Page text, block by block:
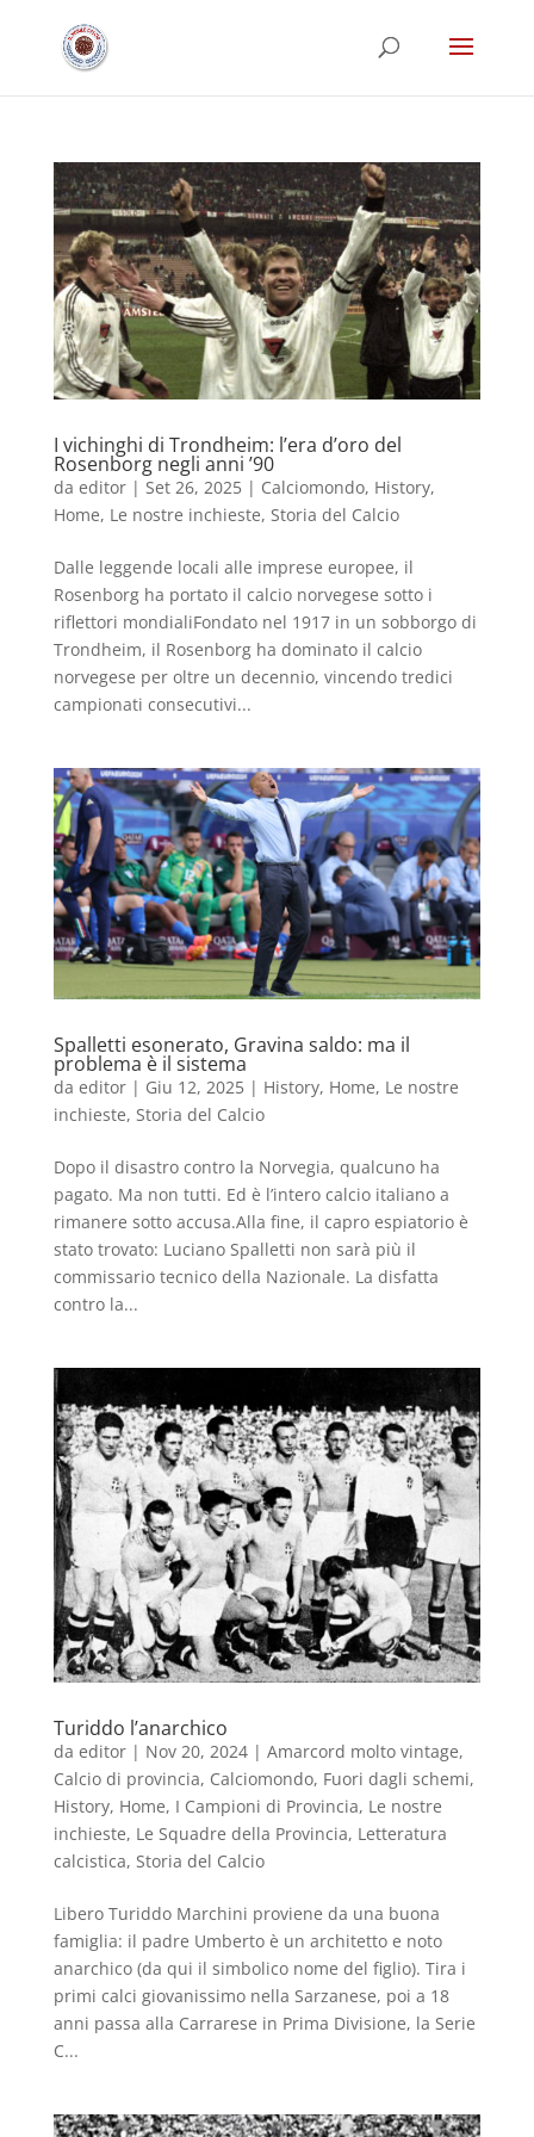
I vichinghi di Trondheim: l’era d’oro del
Rosenborg negli anni ’90
da editor| Set 26, 2025| Calciomondo, History,
Home, Le nostre inchieste, Storia del Calcio
Dalle leggende locali alle imprese europee, il
Rosenborg ha portato il calcio norvegese sotto i
riflettori mondialiFondato nel 1917 in un sobborgo di
Trondheim, il Rosenborg ha dominato il calcio
norvegese per oltre un decennio, vincendo tredici
campionati consecutivi...
Spalletti esonerato, Gravina saldo: ma il
problema è il sistema
da editor| Giu 12, 2025| History, Home, Le nostre
inchieste, Storia del Calcio
Dopo il disastro contro la Norvegia, qualcuno ha
pagato. Ma non tutti. Ed è l’intero calcio italiano a
rimanere sotto accusa.Alla fine, il capro espiatorio è
stato trovato: Luciano Spalletti non sarà più il
commissario tecnico della Nazionale. La disfatta
contro la...
Turiddo l’anarchico
da editor| Nov 20, 2024| Amarcord molto vintage,
Calcio di provincia, Calciomondo, Fuori dagli schemi,
History, Home, I Campioni di Provincia, Le nostre
inchieste, Le Squadre della Provincia, Letteratura
calcistica, Storia del Calcio
Libero Turiddo Marchini proviene da una buona
famiglia: il padre Umberto è un architetto e noto
anarchico (da qui il simbolico nome del figlio). Tira i
primi calci giovanissimo nella Sarzanese, poi a 18
anni passa alla Carrarese in Prima Divisione, la Serie
C...